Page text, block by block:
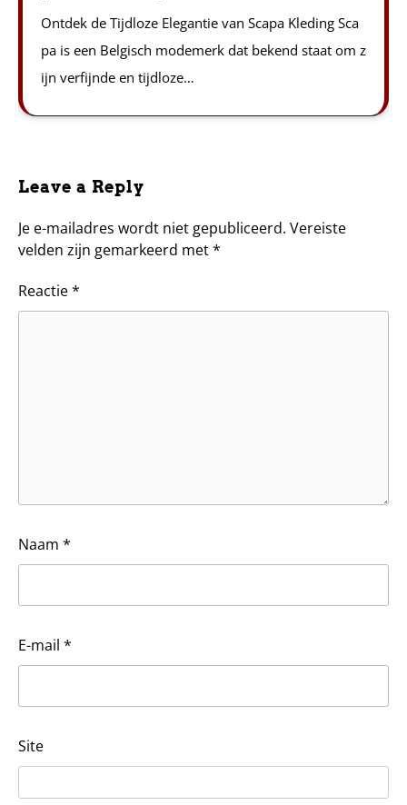
Ontdek de Tijdloze Elegantie van Scapa Kleding Sca
pa is een Belgisch modemerk dat bekend staat om z
ijn verfijnde en tijdloze…
Leave a Reply
Je e-mailadres wordt niet gepubliceerd. Vereiste
velden zijn gemarkeerd met*
Reactie*
Naam *
E-mail *
Site